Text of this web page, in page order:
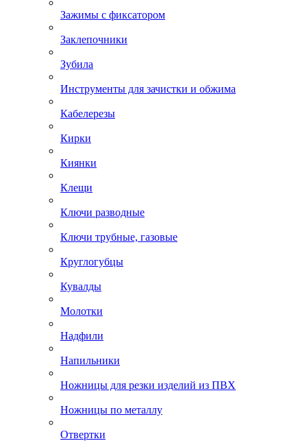
Зажимы с фиксатором
Заклепочники
Зубила
Инструменты для зачистки и обжима
Кабелерезы
Кирки
Киянки
Клещи
Ключи разводные
Ключи трубные, газовые
Круглогубцы
Кувалды
Молотки
Надфили
Напильники
Ножницы для резки изделий из ПВХ
Ножницы по металлу
Отвертки